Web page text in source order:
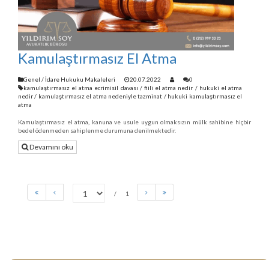
Kamulaştırmasız El Atma
Genel / İdare Hukuku Makaleleri 20.07.2022
0
kamulaştırmasız el atma ecrimisil davası / fiili el atma nedir / hukuki el atma
nedir/ kamulaştırmasız el atma nedeniyle tazminat / hukuki kamulaştırmasız el
atma
Kamulaştırmasız el atma, kanuna ve usule uygun olmaksızın mülk sahibine hiçbir
bedel ödenmeden sahiplenme durumuna denilmektedir.
Devamını oku
1